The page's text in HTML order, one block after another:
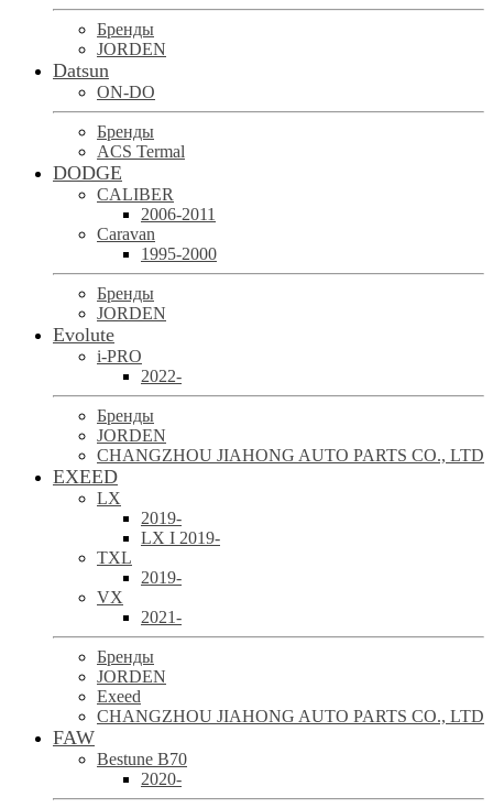
Бренды
JORDEN
Datsun
ON-DO
Бренды
ACS Termal
DODGE
CALIBER
2006-2011
Caravan
1995-2000
Бренды
JORDEN
Evolute
i-PRO
2022-
Бренды
JORDEN
CHANGZHOU JIAHONG AUTO PARTS CO., LTD
EXEED
LX
2019-
LX I 2019-
TXL
2019-
VX
2021-
Бренды
JORDEN
Exeed
CHANGZHOU JIAHONG AUTO PARTS CO., LTD
FAW
Bestune B70
2020-